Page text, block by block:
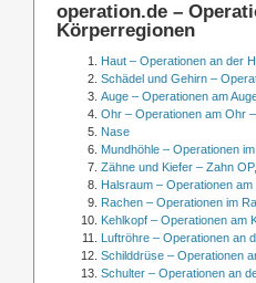
operation.de –
Körperregionen
Haut – Operationen an der
Schädel und Gehirn –
Auge – Operationen am
Ohr – Operationen am Ohr
Nase
Mundhöhle – Operationen
Zähne und Kiefer – Zahn
Halsraum – Operationen am
Rachen – Operationen im
Kehlkopf – Operationen am
Luftröhre – Operationen an
Schilddrüse – Operationen
Schulter – Operationen an